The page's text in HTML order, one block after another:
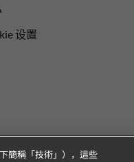
设置
簡稱「技術」），這些